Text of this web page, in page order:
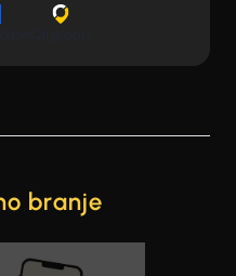
branje